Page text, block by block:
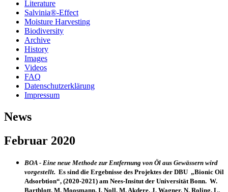
Literature
Salvinia®-Effect
Moisture Harvesting
Biodiversity
Archive
History
Images
Videos
FAQ
Datenschutzerklärung
Impressum
News
Februar 2020
BOA - Eine neue Methode zur Entfernung von Öl aus Gewässern wird
vorgestellt. Es sind die Ergebnisse des Projektes der DBU „Bionic Oil
Adsorbtion“, (2020-2021) am Nees-Insitut der Universität Bonn. W.
Barthlott, M. Moosmann, I. Noll, M. Akdere, J. Wagner, N. Roling, L.